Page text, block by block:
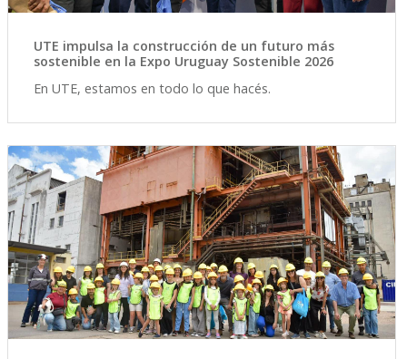
UTE impulsa la construcción de un futuro más
sostenible en la Expo Uruguay Sostenible 2026
En UTE, estamos en todo lo que hacés.